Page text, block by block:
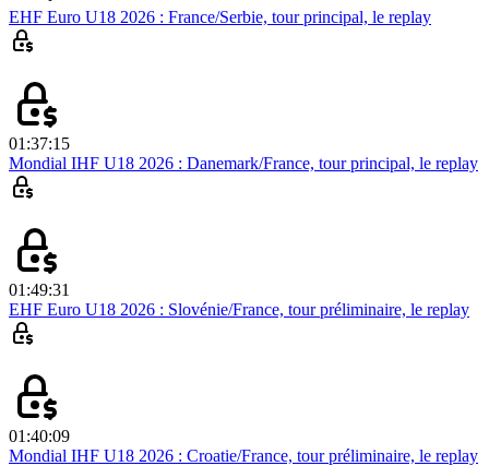
EHF Euro U18 2026 : France/Serbie, tour principal, le replay
01:37:15
Mondial IHF U18 2026 : Danemark/France, tour principal, le replay
01:49:31
EHF Euro U18 2026 : Slovénie/France, tour préliminaire, le replay
01:40:09
Mondial IHF U18 2026 : Croatie/France, tour préliminaire, le replay